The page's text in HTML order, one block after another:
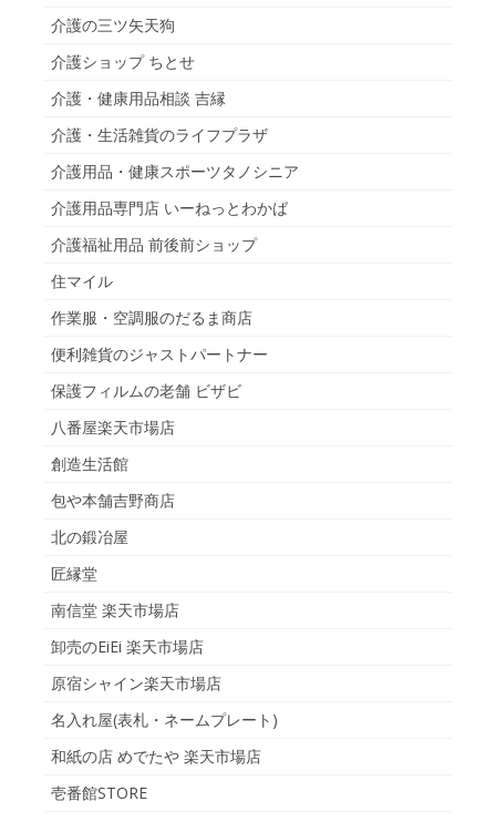
介護の三ツ矢天狗
介護ショップ ちとせ
介護・健康用品相談 吉縁
介護・生活雑貨のライフプラザ
介護用品・健康スポーツタノシニア
介護用品専門店 いーねっとわかば
介護福祉用品 前後前ショップ
住マイル
作業服・空調服のだるま商店
便利雑貨のジャストパートナー
保護フィルムの老舗 ビザビ
八番屋楽天市場店
創造生活館
包や本舗吉野商店
北の鍛冶屋
匠縁堂
南信堂 楽天市場店
卸売のEiEi 楽天市場店
原宿シャイン楽天市場店
名入れ屋(表札・ネームプレート)
和紙の店 めでたや 楽天市場店
壱番館STORE